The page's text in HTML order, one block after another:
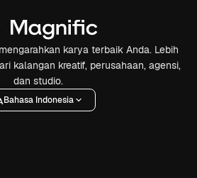
karya terbaik Anda. Lebih
kalangan kreatif, perusahaan, agensi,
dan studio.
Bahasa Indonesia